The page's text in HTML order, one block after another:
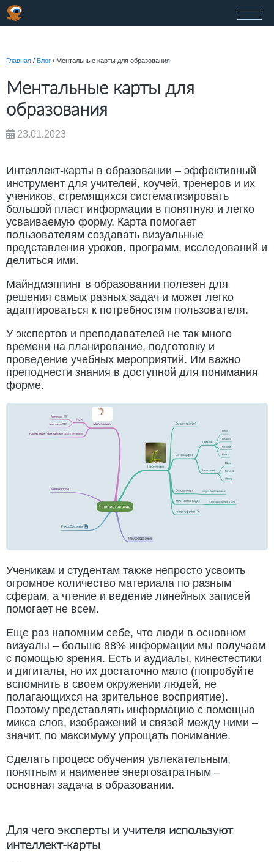
Главная / Блог / Ментальные карты для образования
Ментальные карты для
образования
23.01.2023
Интеллект-карты в образовании – эффективный
инструмент для учителей, коучей, тренеров и их
учеников, стремящихся систематизировать
большой пласт информации в понятную и легко
усваиваемую форму. Карта помогает
пользователям создавать визуальные
представления уроков, программ, исследований и
делиться ими.
Майндмэппинг в образовании полезен для
решения самых разных задач и может легко
адаптироваться к потребностям пользователя.
У экспертов и преподавателей не так много
времени на планирование, подготовку и
проведение учебных мероприятий. Им важно
преподнести знания в доступной для понимания
форме.
Ученикам и студентам также непросто усвоить
огромное количество материала по разным
сферам, а чтение и ведение линейных записей
помогает не всем.
Еще раз напомним себе, что люди в основном
визуалы – больше 88% информации мы получаем
с помощью зрения. Есть и аудиалы, кинестестики
и дигиталы, но их достаточно мало (попробуйте
вспомнить в своем окружении людей, не
полагающихся на зрительное восприятие).
Поэтому представлять информацию с помощью
микса слов, изображений и связей между ними –
значит, по максимуму упрощать понимание.
Сделать процесс обучения увлекательным,
понятным и наименее энергозатратным –
основная задача в образовании.
Для чего эксперты и учителя используют
интеллект-карты